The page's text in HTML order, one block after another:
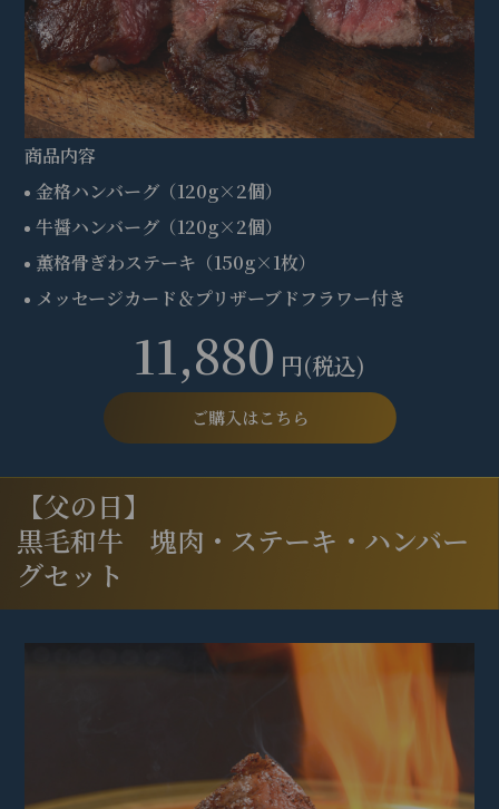
商品内容
金格ハンバーグ（120g×2個）
牛醤ハンバーグ（120g×2個）
薫格骨ぎわステーキ（150g×1枚）
メッセージカード＆プリザーブドフラワー付き
11,880 円(税込)
ご購入はこちら
【父の日】
黒毛和牛 塊肉・ステーキ・ハンバー
グセット